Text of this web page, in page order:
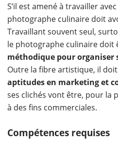
S’il est amené à travailler
photographe culinaire doit
Travaillant souvent seul,
le photographe culinaire doit
méthodique pour organiser
Outre la fibre artistique, il
aptitudes en marketing et
ses clichés vont être, pour la
à des fins commerciales.
Compétences requises